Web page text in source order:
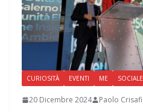
CURIOSITÀ EVENTI ME SOCIALE
20 Dicembre 2024 Paolo Crisafi